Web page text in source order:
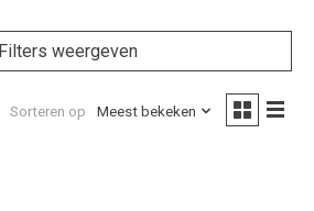
Filters weergeven
Sorteren op Meest bekeken